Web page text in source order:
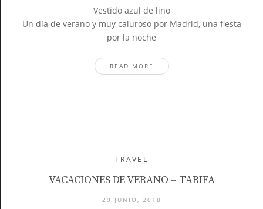
Vestido azul de lino
Un día de verano y muy caluroso por Madrid, una fiesta
por la noche
READ MORE
TRAVEL
VACACIONES DE VERANO – TARIFA
29 JUNIO, 2018